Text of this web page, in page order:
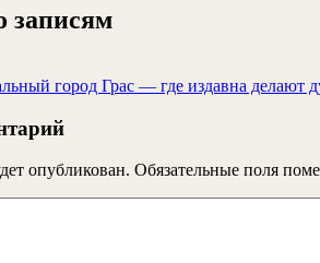
записям
город Грас — где издавна делают
опубликован. Обязательные поля